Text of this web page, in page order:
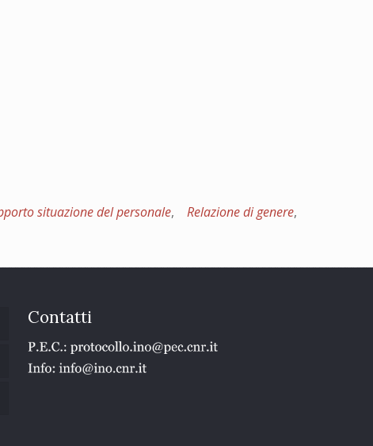
situazione del personale,Relazione di genere,
Contatti